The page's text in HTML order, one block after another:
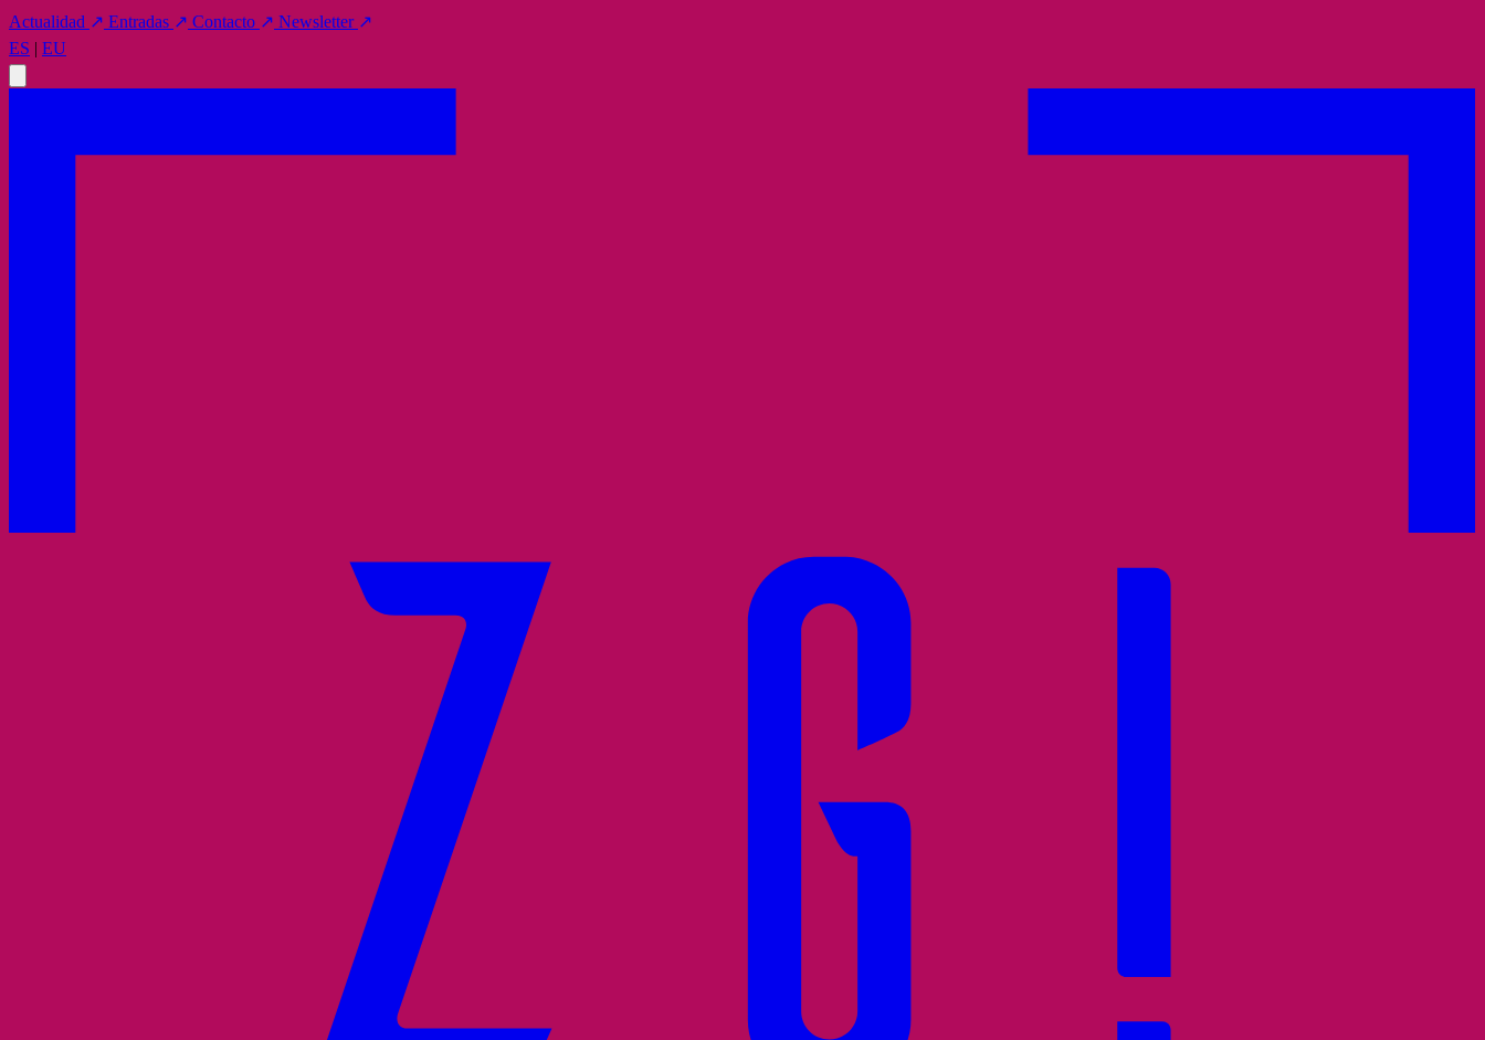
Actualidad ↗ Entradas ↗ Contacto ↗ Newsletter ↗
ES | EU